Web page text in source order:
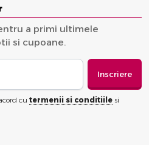
a primi ultimele
si cupoane.
Inscriere
cu termenii si conditiile si